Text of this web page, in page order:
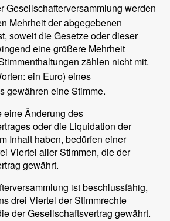
Gesellschafterversammlung werden
Mehrheit der abgegebenen
soweit die Gesetze oder dieser
eine größere Mehrheit
zählen nicht mit.
ein Euro) eines
gewähren eine Stimme.
eine Änderung des
oder die Liquidation der
Inhalt haben, bedürfen einer
Viertel aller Stimmen, die der
gewährt.
ist beschlussfähig,
drei Viertel der Stimmrechte
der Gesellschaftsvertrag gewährt.